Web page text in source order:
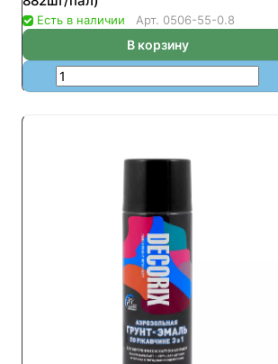
Есть в наличии Арт. 0506-55-0.8
В корзину